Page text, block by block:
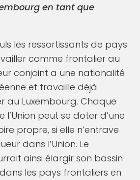
en tant que
les ressortissants de pays
comme frontalier au
conjoint a une nationalité
et travaille déjà
au Luxembourg. Chaque
peut se doter d’une
propre, si elle n’entrave
dans l’Union. Le
ainsi élargir son bassin
les pays frontaliers en